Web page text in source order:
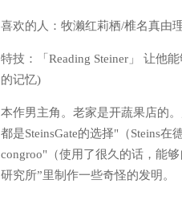
喜欢的人：牧濑红莉栖/椎名真由
特技：「Reading Steiner」 让他
的记忆)
本作男主角。老家是开蔬果店的
都是SteinsGate的选择"（Steins
congroo"（使用了很久的话，能
研究所”里制作一些奇怪的发明。